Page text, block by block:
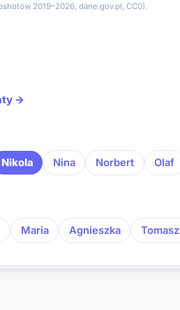
2019–2026, dane.gov.pl, CC0).
→
Nikola Nina Norbert Olaf
Maria Agnieszka Tomasz